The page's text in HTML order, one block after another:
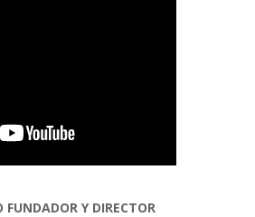
Y DIRECTOR